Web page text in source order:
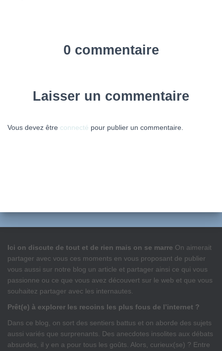
0 commentaire
Laisser un commentaire
Vous devez être connecté pour publier un commentaire.
Ici on discute de tout et de rien mais on se marre On aimerait
partager avec vous ces moments en vous proposant de publier
vous aussi sur notre blog un article et partager ainsi ce qui vous
passionne ou ce que vous avez découvert sur le web et que vous
souhaitez partager avec les internautes.
Prêt(e) à explorer les recoins les plus fous de l’internet ?
Dans ce blog, on sort des sentiers battus et on aborde des sujets
aussi variés que surprenants. Des anecdotes insolites aux débats
absurdes, il y en a pour tous les goûts. Alors, curieux(se) ? Entre